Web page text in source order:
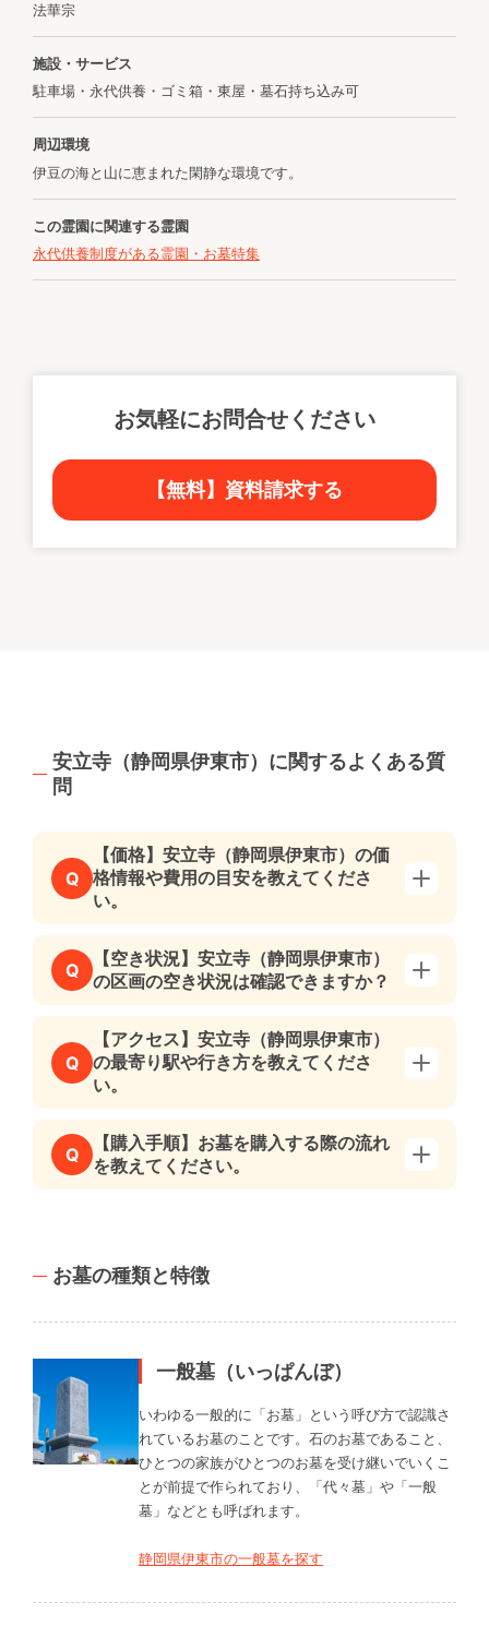
法華宗
施設・サービス
駐車場・永代供養・ゴミ箱・東屋・墓石持ち込み可
周辺環境
伊豆の海と山に恵まれた閑静な環境です。
この霊園に関連する霊園
永代供養制度がある霊園・お墓特集
お気軽にお問合せください
【無料】資料請求する
安立寺（静岡県伊東市）に関するよくある質
問
Q
【価格】安立寺（静岡県伊東市）の価
格情報や費用の目安を教えてくださ
い。
Q
【空き状況】安立寺（静岡県伊東市）
の区画の空き状況は確認できますか？
Q
【アクセス】安立寺（静岡県伊東市）
の最寄り駅や行き方を教えてくださ
い。
Q
【購入手順】お墓を購入する際の流れ
を教えてください。
お墓の種類と特徴
一般墓（いっぱんぼ）
いわゆる一般的に「お墓」という呼び方で認識さ
れているお墓のことです。石のお墓であること、
ひとつの家族がひとつのお墓を受け継いでいくこ
とが前提で作られており、「代々墓」や「一般
墓」などとも呼ばれます。
静岡県伊東市の一般墓を探す